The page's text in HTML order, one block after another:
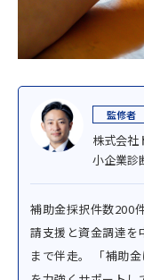
株式会社
小企業診
補助金採択件数200
請支援と資金調達を
まで伴走。 「補助